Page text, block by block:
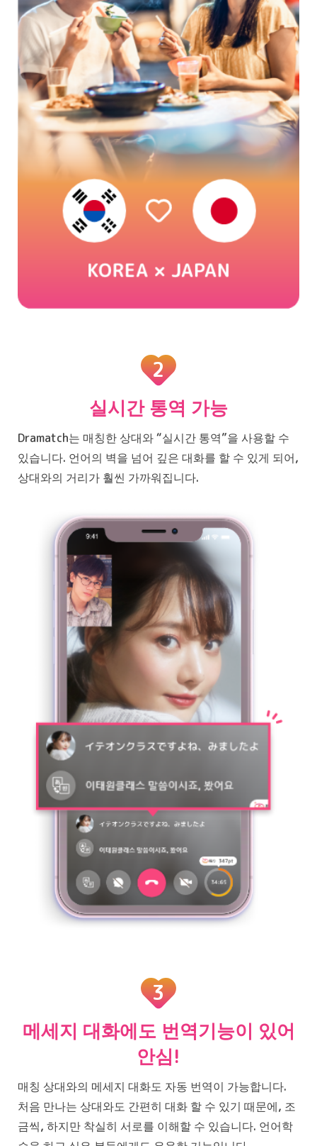
2
실시간 통역 가능
Dramatch는 매칭한 상대와 “실시간 통역”을 사용할 수
있습니다. 언어의 벽을 넘어 깊은 대화를 할 수 있게 되어,
상대와의 거리가 훨씬 가까워집니다.
3
메세지 대화에도 번역기능이 있어
안심!
매칭 상대와의 메세지 대화도 자동 번역이 가능합니다.
처음 만나는 상대와도 간편히 대화 할 수 있기 때문에, 조
금씩, 하지만 착실히 서로를 이해할 수 있습니다. 언어학